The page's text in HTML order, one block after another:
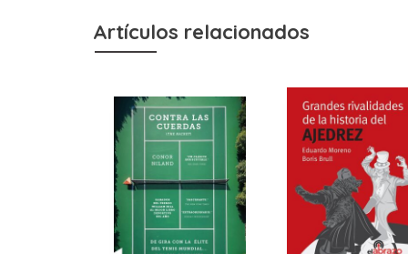
Artículos relacionados